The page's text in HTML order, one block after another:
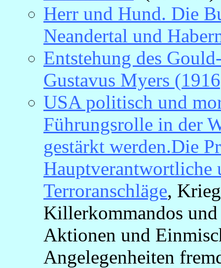
Herr und Hund. Die
Neandertal und
Entstehung des
Gustavus Myers
USA politisch und
Führungsrolle in der
gestärkt werden.Die
Hauptverantwortliche
Terroranschläge,
Killerkommandos
Aktionen und
Angelegenheiten